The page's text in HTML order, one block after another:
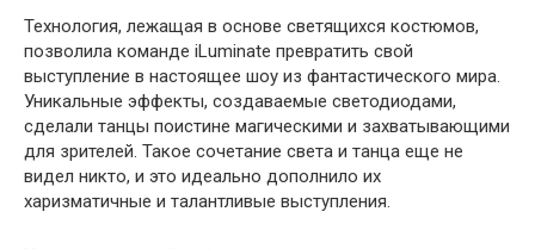
Технология, лежащая в основе светящихся костюмов,
позволила команде iLuminate превратить свой
выступление в настоящее шоу из фантастического мира.
Уникальные эффекты, создаваемые светодиодами,
сделали танцы поистине магическими и захватывающими
для зрителей. Такое сочетание света и танца еще не
видел никто, и это идеально дополнило их
харизматичные и талантливые выступления.